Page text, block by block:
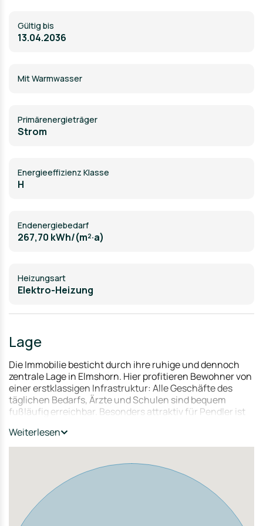
Gültig bis
13.04.2036
Mit Warmwasser
Primärenergieträger
Strom
Energieeffizienz Klasse
H
Endenergiebedarf
267,70 kWh/(m²·a)
Heizungsart
Elektro-Heizung
Lage
Die Immobilie besticht durch ihre ruhige und dennoch
zentrale Lage in Elmshorn. Hier profitieren Bewohner von
einer erstklassigen Infrastruktur: Alle Geschäfte des
täglichen Bedarfs, Ärzte und Schulen sind bequem
fußläufig erreichbar. Besonders attraktiv für Pendler ist
Hamburg: Der Bahnhof Elmshorn ist nur wenige Minuten
entfernt und garantiert schnelle, regelmäßige
und entspanntem Wohnumfeld sichert eine langfristig
hohe Vermietbarkeit.
Weiterlesen